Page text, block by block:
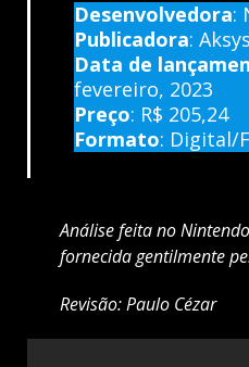
Desenvolvedora:
Publicadora:
Data de
fevereiro, 2023
Preço: R$ 205,24
Formato: Digital/
Análise feita no
fornecida gentilmente
Revisão: Paulo Cézar